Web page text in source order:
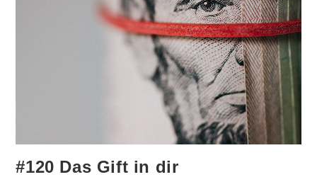
#120 Das Gift in dir